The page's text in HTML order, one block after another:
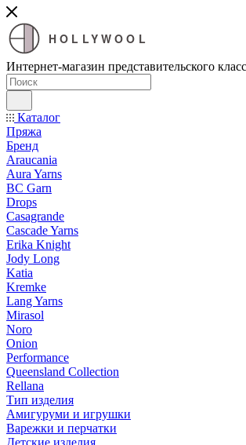
HOLLYWOOL
Интернет-магазин представительского
Каталог
Пряжа
Бренд
Araucania
Aura Yarns
BC Garn
Drops
Casagrande
Cascade Yarns
Erika Knight
Jody Long
Katia
Kremke
Lang Yarns
Mirasol
Noro
Onion
Performance
Queensland Collection
Rellana
Тип изделия
Амигуруми и игрушки
Варежки и перчатки
Детские изделия